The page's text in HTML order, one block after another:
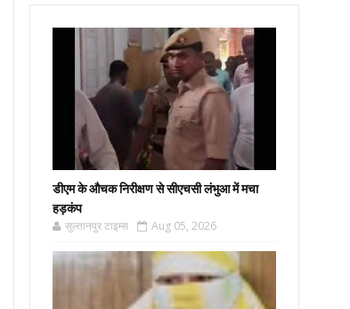
डीएम के औचक निरीक्षण से सीएचसी लंभुआ में मचा
हड़कंप
सुल्तानपुर टाइम्स Aug 05, 2026